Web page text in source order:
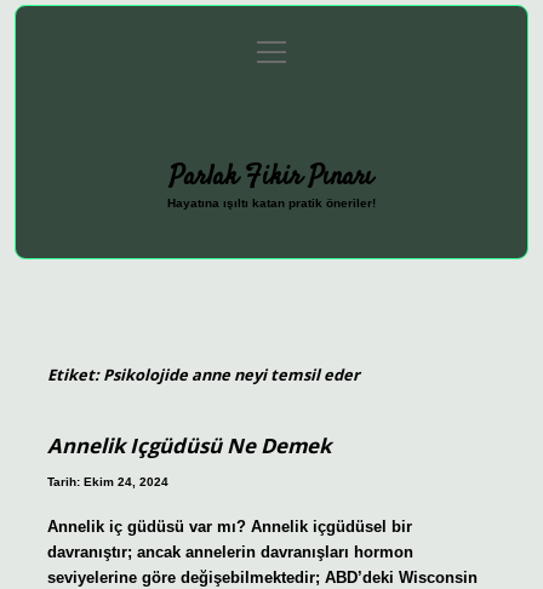
Gizlilik Politikası
menüyü
aç
Parlak Fikir Pınarı
Hayatına ışıltı katan pratik öneriler!
Etiket:Psikolojide anne neyi temsil eder
Annelik Içgüdüsü Ne Demek
Tarih: Ekim 24, 2024
Annelik iç güdüsü var mı? Annelik içgüdüsel bir
davranıştır; ancak annelerin davranışları hormon
seviyelerine göre değişebilmektedir; ABD’deki Wisconsin